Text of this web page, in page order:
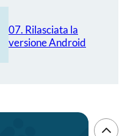
07. Rilasciata la
versione Android